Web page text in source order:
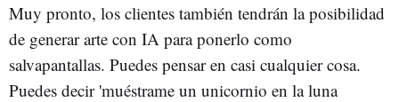
Muy pronto, los clientes también tendrán la posibilidad
de generar arte con IA para ponerlo como
salvapantallas. Puedes pensar en casi cualquier cosa.
Puedes decir 'muéstrame un unicornio en la luna